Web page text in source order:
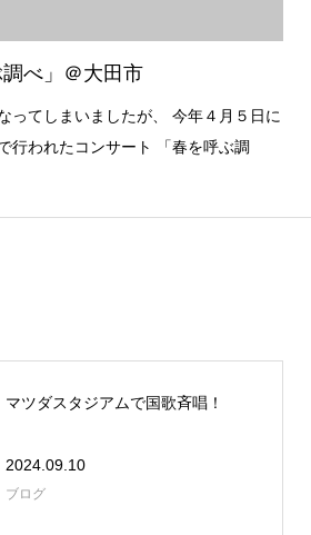
調べ」＠大田市
ってしまいましたが、 今年４月５日に
行われたコンサート 「春を呼ぶ調
マツダスタジアムで国歌斉唱！
2024.09.10
ブログ